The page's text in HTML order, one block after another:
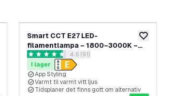
till i önskelistan lägg till i
Smart CCT E27 LED-
filamentlampa – 1800–3000K –
WiFi – Dimbar – 7Wöppna recensionspanel
4.6 stjärnbetyg4.6 (91)
I lager
App Styling
Varmt til varmt vitt ljus
Tidsplaner det finns gott om alternativ